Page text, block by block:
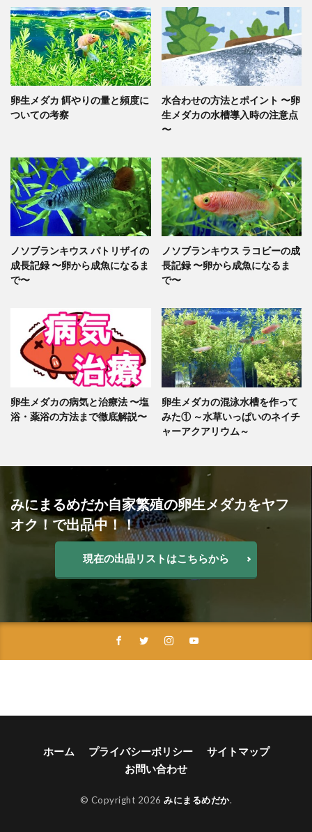
卵生メダカ 餌やりの量と頻度に
ついての考察
水合わせの方法とポイント 〜卵
生メダカの水槽導入時の注意点
〜
ノソブランキウス パトリザイの
成長記録 〜卵から成魚になるま
で〜
ノソブランキウス ラコビーの成
長記録 〜卵から成魚になるま
で〜
卵生メダカの病気と治療法 〜塩
浴・薬浴の方法まで徹底解説〜
卵生メダカの混泳水槽を作って
みた① ～水草いっぱいのネイチ
ャーアクアリウム～
みにまるめだか自家繁殖の卵生メダカをヤフ
オク！で出品中！！
現在の出品リストはこちらから
ホーム プライバシーポリシー
サイトマップ
お問い合わせ
© Copyright 2026みにまるめだか.